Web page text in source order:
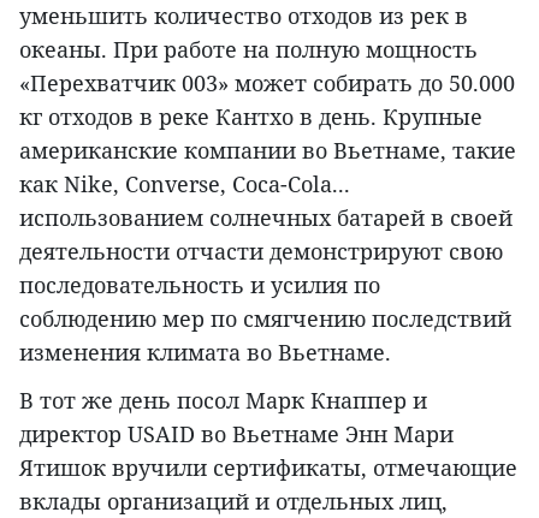
уменьшить количество отходов из рек в
океаны. При работе на полную мощность
«Перехватчик 003» может собирать до 50.000
кг отходов в реке Кантхо в день. Крупные
американские компании во Вьетнаме, такие
как Nike, Converse, Coca-Cola...
использованием солнечных батарей в своей
деятельности отчасти демонстрируют свою
последовательность и усилия по
соблюдению мер по смягчению последствий
изменения климата во Вьетнаме.
В тот же день посол Марк Кнаппер и
директор USAID во Вьетнаме Энн Мари
Ятишок вручили сертификаты, отмечающие
вклады организаций и отдельных лиц,